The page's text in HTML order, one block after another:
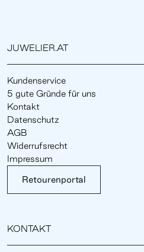
JUWELIER.AT
Kundenservice
5 gute Gründe für uns
Kontakt
Datenschutz
AGB
Widerrufsrecht
Impressum
Retourenportal
KONTAKT